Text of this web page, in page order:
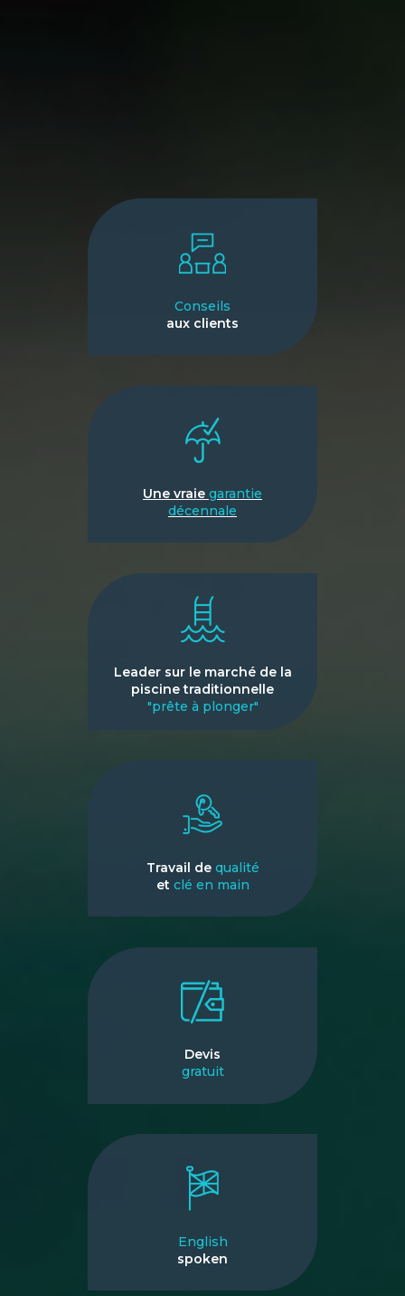
Conseils
aux clients
Une vraie garantie
décennale
Leader sur le marché de la
piscine traditionnelle
"prête à plonger"
Travail de qualité
et clé en main
Devis
gratuit
English
spoken